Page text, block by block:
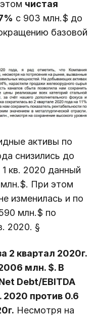
чистая
с 903 млн.$ до
базовой
активы по
снизились до
кв. 2020 данный
млн.$. При этом
изменилась и по
млн.$ по
2020. §
2 квартал 2020г.
млн. $. В
Debt/EBITDA
2020 против 0.6
Несмотря на